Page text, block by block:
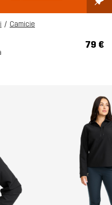
Camicie
79 €